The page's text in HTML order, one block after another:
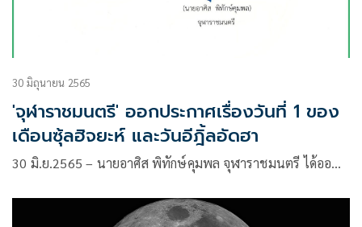
30 มิถุนายน 2565
'จุฬาราชมนตรี' ออกประกาศเรื่องวันที่ 1 ของ
เดือนซุ้ลฮิจยะห์ และวันอีฎิ้ลอัดฮา
30 มิ.ย.2565 – นายอาศิส พิทักษ์คุมพล จุฬาราชมนตรี ได้ออ…